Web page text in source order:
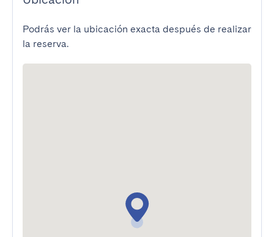
Podrás ver la ubicación exacta después de realizar
la reserva.